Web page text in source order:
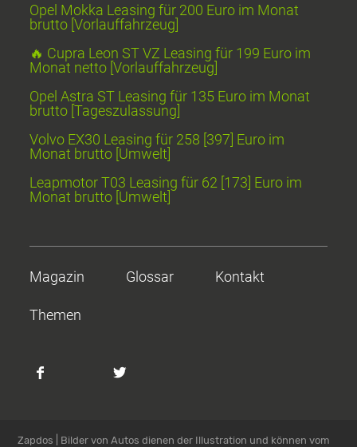
Opel Mokka Leasing für 200 Euro im Monat
brutto [Vorlauffahrzeug]
🔥 Cupra Leon ST VZ Leasing für 199 Euro im
Monat netto [Vorlauffahrzeug]
Opel Astra ST Leasing für 135 Euro im Monat
brutto [Tageszulassung]
Volvo EX30 Leasing für 258 [397] Euro im
Monat brutto [Umwelt]
Leapmotor T03 Leasing für 62 [173] Euro im
Monat brutto [Umwelt]
Magazin Glossar Kontakt
Themen
Zapdos | Bilder von Autos dienen der Illustration und können vom